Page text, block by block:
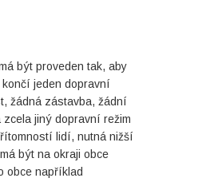
být proveden tak, aby
jeden dopravní
žádná zástavba, žádní
jiný dopravní režim
lidí, nutná nižší
být na okraji obce
obce například